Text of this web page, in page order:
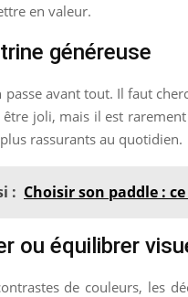
en valeur.
généreuse
passe avant tout. Il faut
joli, mais il est
rassurants au quotidien.
: Choisir son paddle :
ou équilibrer
de couleurs, les